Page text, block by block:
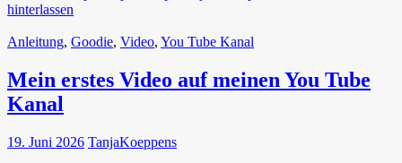
hinterlassen
Anleitung, Goodie, Video, You Tube Kanal
Mein erstes Video auf meinen You Tube
Kanal
19. Juni 2026 TanjaKoeppens